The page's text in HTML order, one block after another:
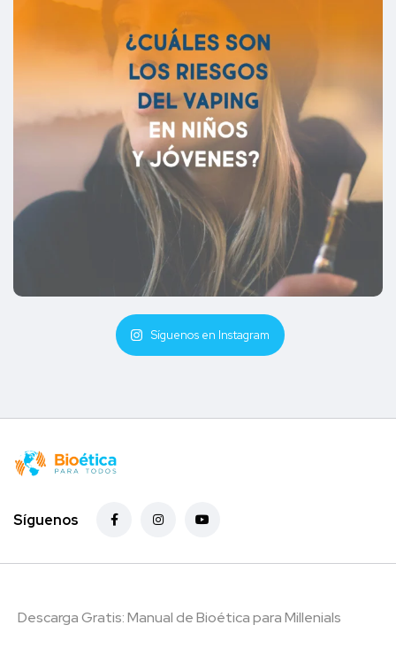
Síguenos en Instagram
Síguenos
Descarga Gratis: Manual de Bioética para Millenials